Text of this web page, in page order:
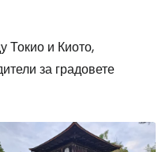
Токио и Киото,
за градовете